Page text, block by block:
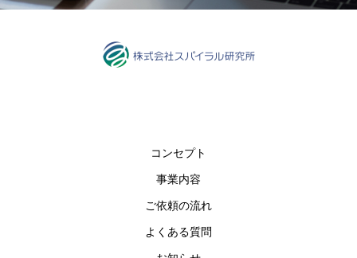
コンセプト
事業内容
ご依頼の流れ
よくある質問